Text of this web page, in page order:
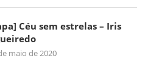
Céu sem estrelas – Iris
maio de 2020